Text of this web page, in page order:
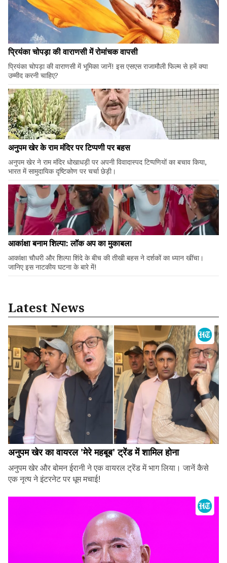
प्रियंका चोपड़ा की वाराणसी में रोमांचक वापसी
प्रियंका चोपड़ा की वाराणसी में भूमिका जानें! इस एसएस राजामौली फिल्म से हमें क्या
उम्मीद करनी चाहिए?
अनुपम खेर के राम मंदिर पर टिप्पणी पर बहस
अनुपम खेर ने राम मंदिर धोखाधड़ी पर अपनी विवादास्पद टिप्पणियों का बचाव किया,
भारत में सामुदायिक दृष्टिकोण पर चर्चा छेड़ी।
आकांक्षा बनाम शिल्पा: लॉक अप का मुकाबला
आकांक्षा चौधरी और शिल्पा शिंदे के बीच की तीखी बहस ने दर्शकों का ध्यान खींचा।
जानिए इस नाटकीय घटना के बारे में!
Latest News
अनुपम खेर का वायरल 'मेरे महबूब' ट्रेंड में शामिल होना
अनुपम खेर और बोमन ईरानी ने एक वायरल ट्रेंड में भाग लिया। जानें कैसे
एक नृत्य ने इंटरनेट पर धूम मचाई!